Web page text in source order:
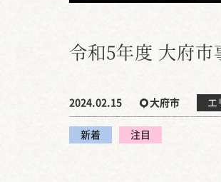
令和5年度 大府
2024.02.15 大府市 エ
新着 注目